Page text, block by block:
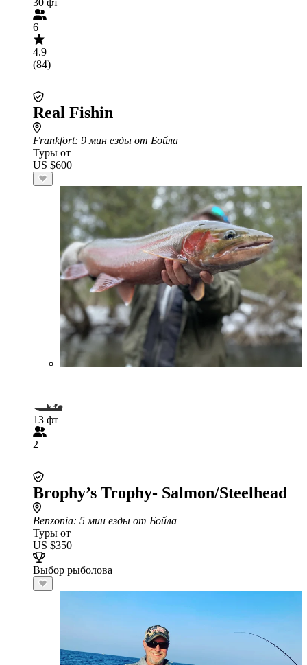
30 фт
6
4.9
(84)
Real Fishin
Frankfort: 9 мин езды от Бойла
Туры от
US $600
13 фт
2
Brophy’s Trophy- Salmon/Steelhead
Benzonia: 5 мин езды от Бойла
Туры от
US $350
Выбор рыболова